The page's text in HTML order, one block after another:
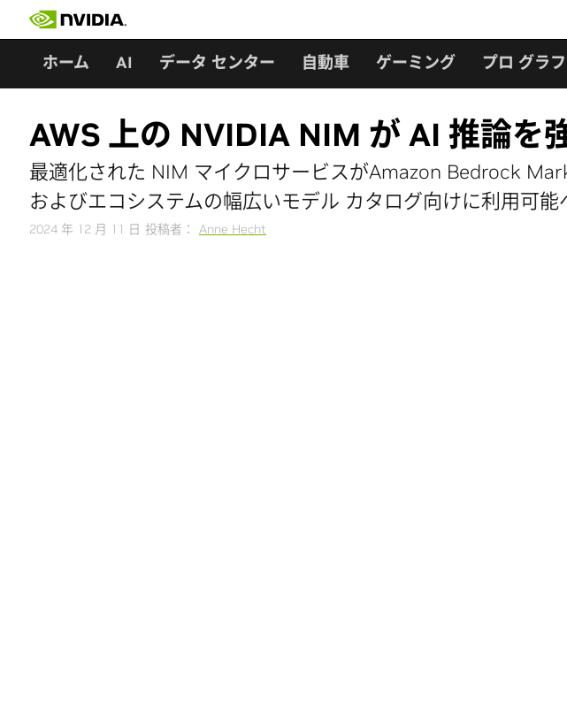
ホーム AI データ センター 自動車 ゲーミング プロ グラ
AWS 上の NVIDIA NIM が AI 推論を
最適化された NIM マイクロサービスがAmazon Bedrock
およびエコシステムの幅広いモデル カタログ向けに利用可能
2024 年 12 月 11 日 投稿者： Anne Hecht